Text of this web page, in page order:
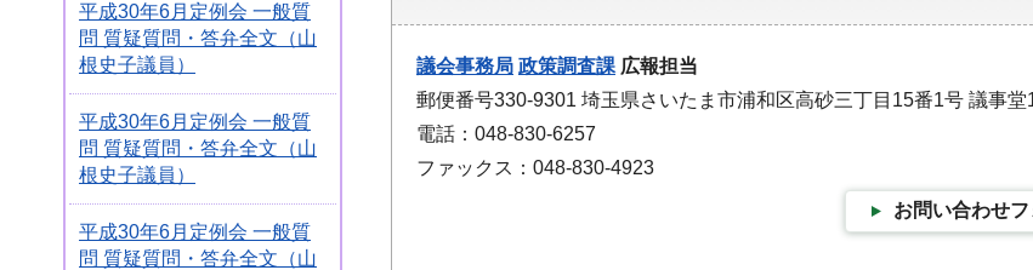
平成30年6月定例会 一般質
問 質疑質問・答弁全文（山
根史子議員）
平成30年6月定例会 一般質
問 質疑質問・答弁全文（山
根史子議員）
平成30年6月定例会 一般質
問 質疑質問・答弁全文（山
議会事務局 政策調査課 広報担当
郵便番号330-9301 埼玉県さいたま市浦和区高砂三丁目15番1号 議事堂
電話：048-830-6257
ファックス：048-830-4923
お問い合わせ